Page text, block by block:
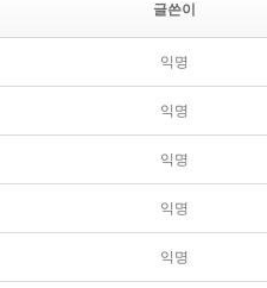
글쓴이
익명
익명
익명
익명
익명